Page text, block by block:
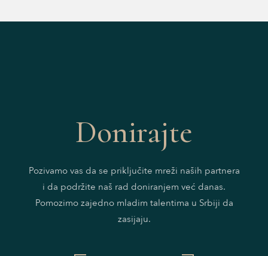
Donirajte
Pozivamo vas da se priključite mreži naših partnera
i da podržite naš rad doniranjem već danas.
Pomozimo zajedno mladim talentima u Srbiji da
zasijaju.